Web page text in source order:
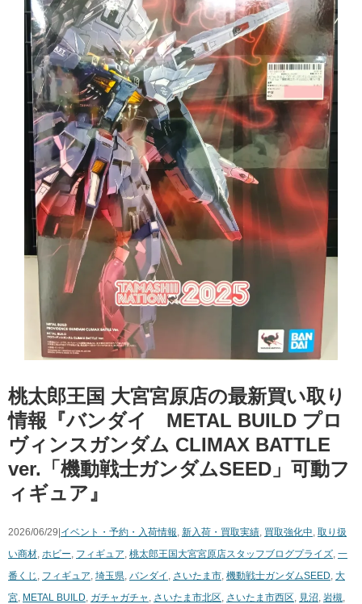
桃太郎王国 大宮宮原店の最新買い取り
情報『バンダイ METAL BUILD プロ
ヴィンスガンダム CLIMAX BATTLE
ver.「機動戦士ガンダムSEED」可動フ
ィギュア』
2026/06/29| イベント・予約・入荷情報, 新入荷・買取実績, 買取強化中, 取り扱
い商材, ホビー, フィギュア, 桃太郎王国大宮宮原店スタッフブログプライズ, 一
番くじ , フィギュア, 埼玉県, バンダイ , さいたま市, 機動戦士ガンダムSEED, 大
宮, METAL BUILD, ガチャガチャ , さいたま市北区, さいたま市西区, 見沼, 岩槻,